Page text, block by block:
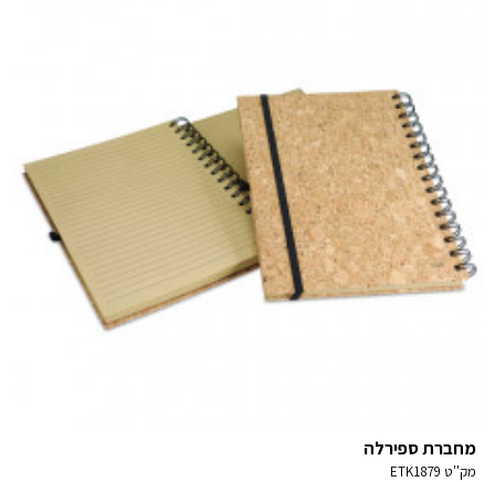
מחברת ספירלה
מק''ט ETK1879